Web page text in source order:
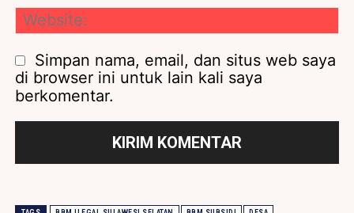
Simpan nama, email, dan situs web saya
di browser ini untuk lain kali saya
berkomentar.